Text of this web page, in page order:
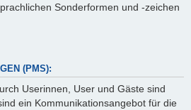
Sonderformen und -zeichen
(PMS):
Userinnen, User und Gäste sind
ein Kommunikationsangebot für die